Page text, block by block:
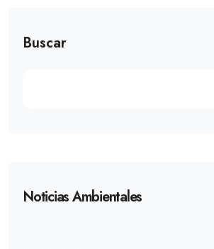
Buscar
Noticias Ambientales